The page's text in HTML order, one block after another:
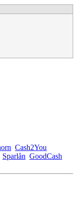
Cash2You
Sparlån GoodCash